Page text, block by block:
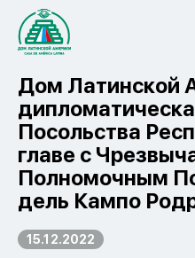
Дом Латинской
Посольства
главе с
Полномочным
дель Кампо
15.12.2022